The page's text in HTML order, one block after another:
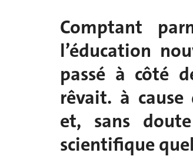
Comptant
l’éducation
passé à côté
rêvait. à cause
et, sans
scientifique